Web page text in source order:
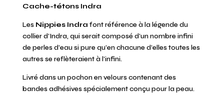
Cache-tétons Indra
Les Nippies Indra font référence à la légende du
collier d’Indra, qui serait composé d’un nombre infini
de perles d’eau si pure qu’en chacune d’elles toutes les
autres se reflèteraient à l’infini.
Livré dans un pochon en velours contenant des
bandes adhésives spécialement conçu pour la peau.